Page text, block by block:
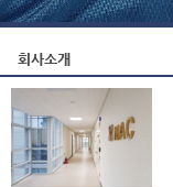
회사소개